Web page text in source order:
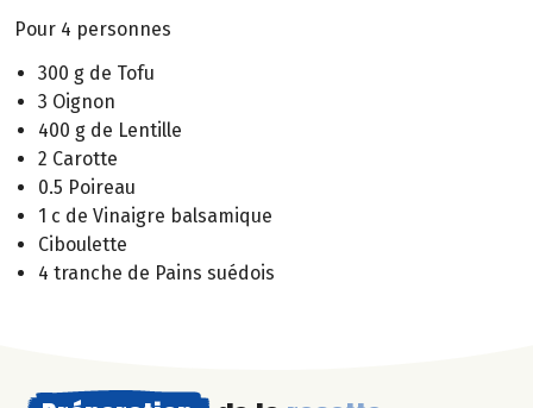
Pour 4 personnes
300 g de Tofu
3 Oignon
400 g de Lentille
2 Carotte
0.5 Poireau
1 c de Vinaigre balsamique
Ciboulette
4 tranche de Pains suédois